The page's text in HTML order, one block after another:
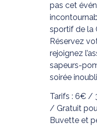
pas cet
sportif de la
Réservez
rejoignez
sapeurs-
soirée
Tarifs : 6€ /
/ Gratuit
Buvette et